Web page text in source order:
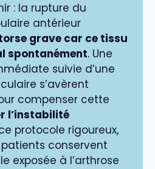
: la rupture du
antérieur
grave car ce tissu
spontanément. Une
suivie d’une
s’avèrent
compenser cette
l’instabilité
protocole rigoureux,
patients conservent
exposée à l’arthrose